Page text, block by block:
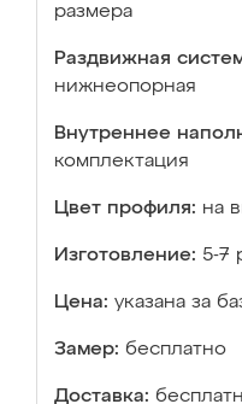
размера
Раздвижная
нижнеопорная
Внутреннее
комплектация
Цвет профиля: на
Изготовление: 5-7
Цена: указана за
Замер: бесплатно
Доставка: